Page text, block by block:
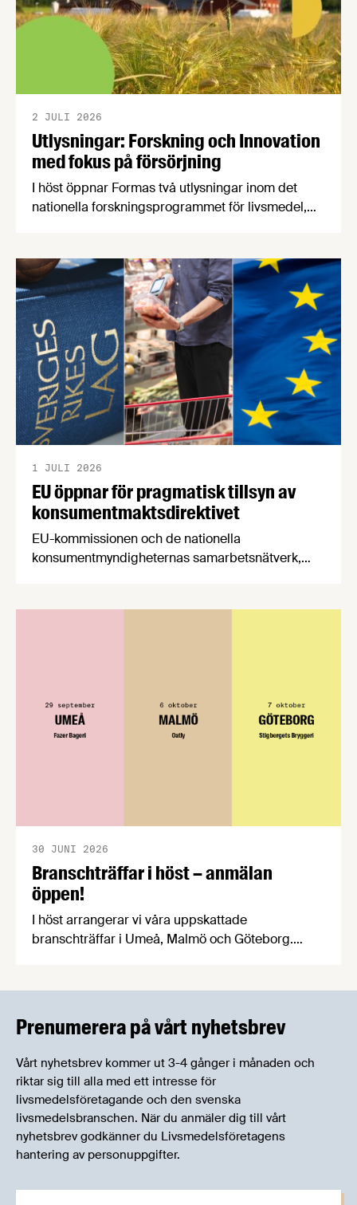
Utlysningar: Forskning och Innovation
med fokus på försörjning
2 JULI 2026
I höst öppnar Formas två utlysningar inom det
nationella forskningsprogrammet för livsmedel,
en motståndskraftig livsmedelsförsörjning", och
båda syftar till att bana väg för innovationer som
stärker Sveriges livsmedelsförsörjning.
EU öppnar för pragmatisk tillsyn av
konsumentmaktsdirektivet
1 JULI 2026
EU-kommissionen och de nationella
konsumentmyndigheternas samarbetsnätverk,
Branschträffar i höst – anmälan
öppen!
30 JUNI 2026
I höst arrangerar vi våra uppskattade
branschträffar i Umeå, Malmö och Göteborg.
Prenumerera på vårt nyhetsbrev
Vårt nyhetsbrev kommer ut 3-4 gånger i månaden och
riktar sig till alla med ett intresse för
livsmedelsföretagande och den svenska
livsmedelsbranschen. När du anmäler dig till vårt
nyhetsbrev godkänner du Livsmedelsföretagens
hantering av personuppgifter.